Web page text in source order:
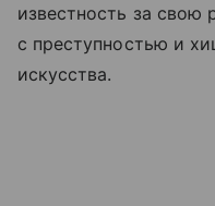
известность за свою
с преступностью и
искусства.